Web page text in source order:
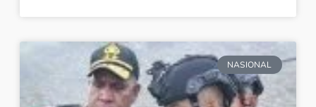
NASIONAL